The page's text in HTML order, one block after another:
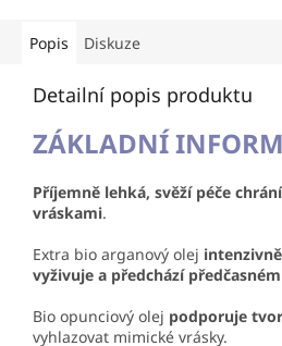
Popis Diskuze
Detailní popis produktu
ZÁKLADNÍ
Příjemně lehká, svěží péče
vráskami.
Extra bio arganový olej
vyživuje a předchází
Bio opunciový olej podporuje
vyhlazovat mimické vrásky.